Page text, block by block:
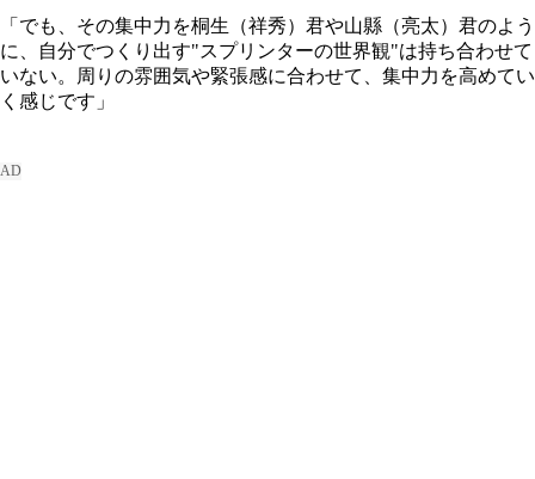
「でも、その集中力を桐生（祥秀）君や山縣（亮太）君のよう
に、自分でつくり出す"スプリンターの世界観"は持ち合わせて
いない。周りの雰囲気や緊張感に合わせて、集中力を高めてい
く感じです」